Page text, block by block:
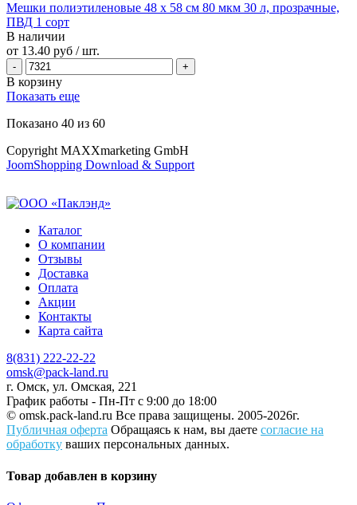
Мешки полиэтиленовые 48 х 58 см 80 мкм 30 л, прозрачные,
ПВД 1 сорт
В наличии
от 13.40 руб / шт.
В корзину
Показать еще
Показано 40 из 60
Copyright MAXXmarketing GmbH
JoomShopping Download & Support
Каталог
О компании
Отзывы
Доставка
Оплата
Акции
Контакты
Карта сайта
8(831) 222-22-22
omsk@pack-land.ru
г. Омск, ул. Омская, 221
График работы - Пн-Пт с 9:00 до 18:00
© omsk.pack-land.ru Все права защищены. 2005-2026г.
Публичная оферта Обращаясь к нам, вы даете согласие на
обработку ваших персональных данных.
Товар добавлен в корзину